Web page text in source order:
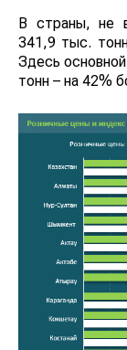
В страны, не
341,9 тыс.
Здесь
тонн – на 42%